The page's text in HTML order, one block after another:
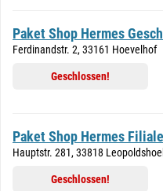
Paket Shop Hermes
Ferdinandstr. 2, 33161 Hoevelhof
Geschlossen!
Paket Shop Hermes
Hauptstr. 281, 33818
Geschlossen!